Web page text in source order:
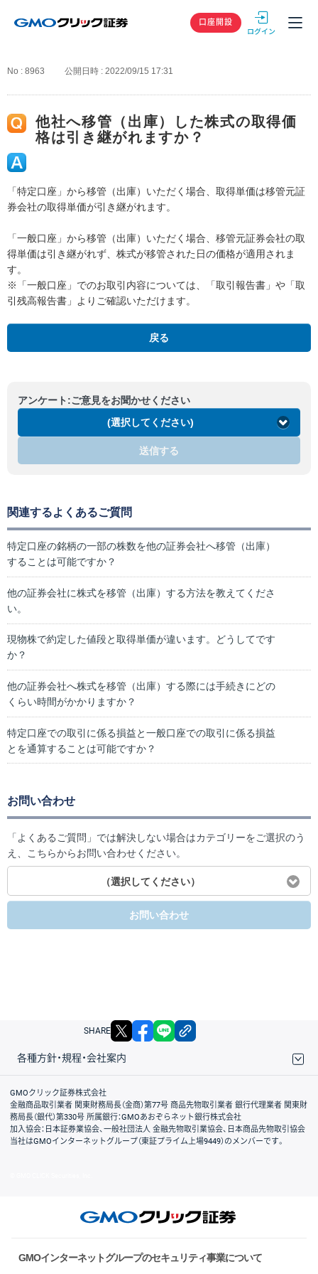
GMOクリック
口座開設
No : 8963 公開日時 : 2022/09/15 17:31
他社へ移管（出庫）した株式の取得価
格は引き継がれますか？
「特定口座」から移管（出庫）いただく場合、取得単価は移管元証
券会社の取得単価が引き継がれます。
「一般口座」から移管（出庫）いただく場合、移管元証券会社の取
得単価は引き継がれず、株式が移管された日の価格が適用されま
す。
※「一般口座」でのお取引内容については、「取引報告書」や「取
引残高報告書」よりご確認いただけます。
戻る
アンケート:ご意見をお聞かせください
(選択してください)
送信する
関連するよくあるご質問
特定口座の銘柄の一部の株数を他の証券会社へ移管（出庫）
することは可能ですか？
他の証券会社に株式を移管（出庫）する方法を教えてくださ
い。
現物株で約定した値段と取得単価が違います。どうしてです
か？
他の証券会社へ株式を移管（出庫）する際には手続きにどの
くらい時間がかかりますか？
特定口座での取引に係る損益と一般口座での取引に係る損益
とを通算することは可能ですか？
お問い合わせ
「よくあるご質問」では解決しない場合はカテゴリーをご選択のう
え、こちらからお問い合わせください。
（選択してください）
お問い合わせ
SHARE X facebook
各種方針・規程・会社案内
取引規程・約款
サイトマップ
その他のご案内
個人情報保護方針
最良執行方針
サイトのご利用について
ディスクレイマー
信託保全
リスク説明
会社案内
GMOクリック証券株式会社
金融商品取引業者 関東財務局長（金商）第77号 商品先物取引業者 銀行代理業者 関東財
務局長（銀代）第330号 所属銀行：GMOあおぞらネット銀行株式会社
加入協会：日本証券業協会、一般社団法人 金融先物取引業協会、日本商品先物取引協会
当社はGMOインターネットグループ（東証プライム上場9449）のメンバーです。
GMOインターネットグループのセキュリティ事業について